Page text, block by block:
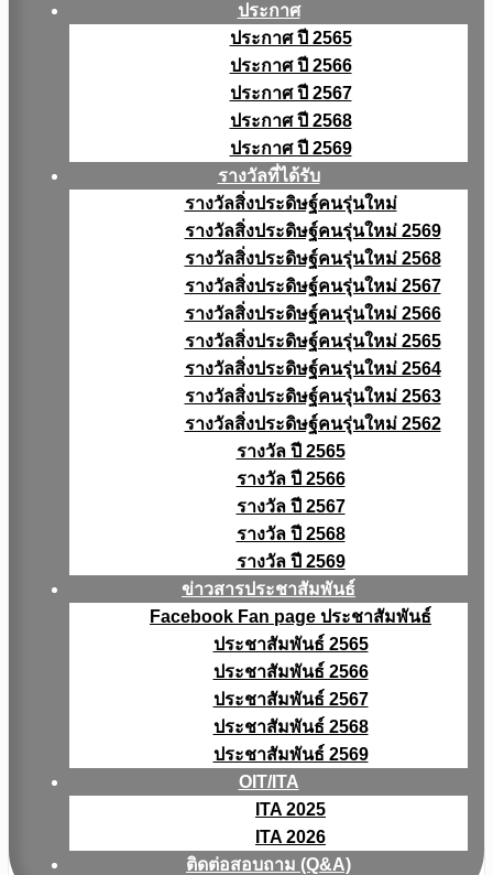
ประกาศ
ประกาศ ปี 2565
ประกาศ ปี 2566
ประกาศ ปี 2567
ประกาศ ปี 2568
ประกาศ ปี 2569
รางวัลที่ได้รับ
รางวัลสิ่งประดิษฐ์คนรุ่นใหม่
รางวัลสิ่งประดิษฐ์คนรุ่นใหม่ 2569
รางวัลสิ่งประดิษฐ์คนรุ่นใหม่ 2568
รางวัลสิ่งประดิษฐ์คนรุ่นใหม่ 2567
รางวัลสิ่งประดิษฐ์คนรุ่นใหม่ 2566
รางวัลสิ่งประดิษฐ์คนรุ่นใหม่ 2565
รางวัลสิ่งประดิษฐ์คนรุ่นใหม่ 2564
รางวัลสิ่งประดิษฐ์คนรุ่นใหม่ 2563
รางวัลสิ่งประดิษฐ์คนรุ่นใหม่ 2562
รางวัล ปี 2565
รางวัล ปี 2566
รางวัล ปี 2567
รางวัล ปี 2568
รางวัล ปี 2569
ข่าวสารประชาสัมพันธ์
Facebook Fan page ประชาสัมพันธ์
ประชาสัมพันธ์ 2565
ประชาสัมพันธ์ 2566
ประชาสัมพันธ์ 2567
ประชาสัมพันธ์ 2568
ประชาสัมพันธ์ 2569
OIT/ITA
ITA 2025
ITA 2026
ติดต่อสอบถาม (Q&A)